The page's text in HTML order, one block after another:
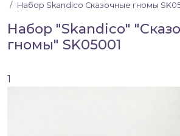
Набор Skandico Сказочные гномы
Набор "Skandico"
гномы" SK05001
1